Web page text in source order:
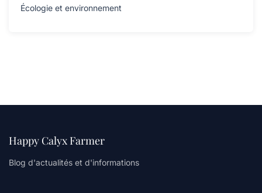
Écologie et environnement
Happy Calyx Farmer
Blog d'actualités et d'informations